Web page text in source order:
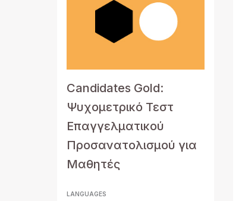
Candidates Gold:
Ψυχομετρικό Τεστ
Επαγγελματικού
Προσανατολισμού για
Μαθητές
LANGUAGES